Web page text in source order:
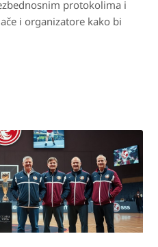
protokolima i
i organizatore kako bi